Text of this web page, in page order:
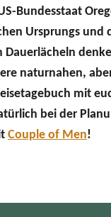
Bundesstaat
Ursprungs
Dauerlächeln
naturnahen,
mit
bei der
Couple of Men!